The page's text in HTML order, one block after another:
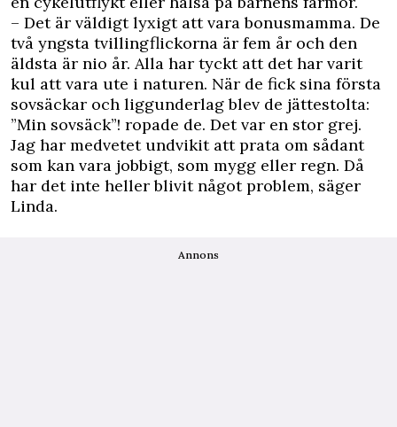
– Det är väldigt lyxigt att vara bonusmamma. De
två yngsta tvillingflickorna är fem år och den
äldsta är nio år. Alla har tyckt att det har varit
kul att vara ute i naturen. När de fick sina första
sovsäckar och liggunderlag blev de jättestolta:
”Min sovsäck”! ropade de. Det var en stor grej.
Jag har medvetet undvikit att prata om sådant
som kan vara jobbigt, som mygg eller regn. Då
har det inte heller blivit något problem, säger
Linda.
Annons